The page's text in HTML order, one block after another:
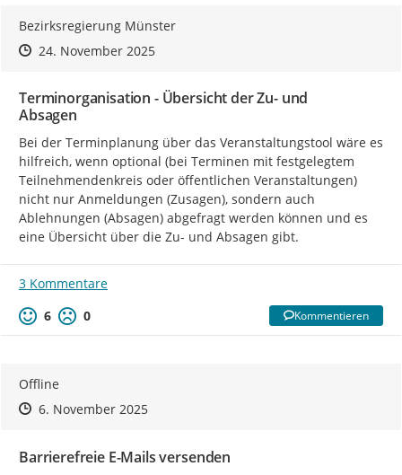
Bezirksregierung Münster
Zeitpunkt des Erstellens
Zeitpunkt des Erstellens
24. November 2025Zur Äußerung
Terminorganisation - Übersicht der Zu- und
Absagen
Bei der Terminplanung über das Veranstaltungstool wäre es
hilfreich, wenn optional (bei Terminen mit festgelegtem
Teilnehmendenkreis oder öffentlichen Veranstaltungen)
nicht nur Anmeldungen (Zusagen), sondern auch
Ablehnungen (Absagen) abgefragt werden können und es
eine Übersicht über die Zu- und Absagen gibt.
3 Kommentare
6
0 Kommentieren
Offline
Zeitpunkt des Erstellens
Zeitpunkt des Erstellens
6. November 2025Zur Äußerung
Barrierefreie E-Mails versenden